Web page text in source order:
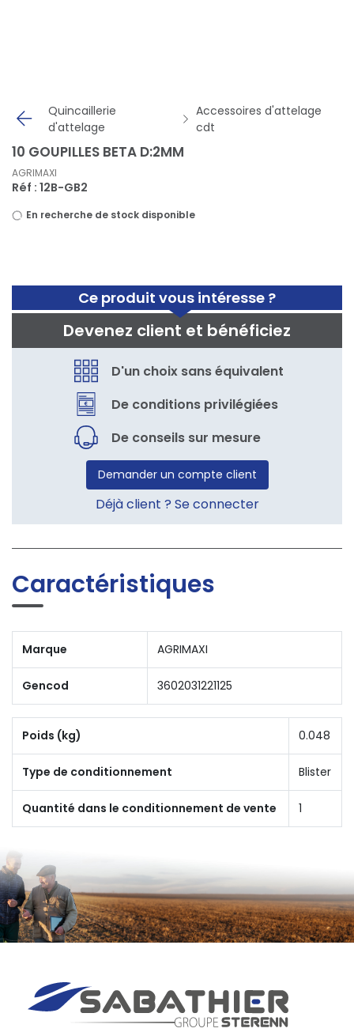
Quincaillerie
d'attelage
Accessoires d'attelage
cdt
Ce produit vous intéresse ?
Devenez client et bénéficiez
D'un choix sans équivalent
De conditions privilégiées
De conseils sur mesure
Demander un compte client
Déjà client ? Se connecter
10 GOUPILLES BETA D:2MM
AGRIMAXI
Réf : 12B-GB2
En recherche de stock disponible
Caractéristiques
Marque AGRIMAXI
Gencod 3602031221125
Poids (kg) 0.048
Type de conditionnement Blister
Quantité dans le conditionnement de vente 1